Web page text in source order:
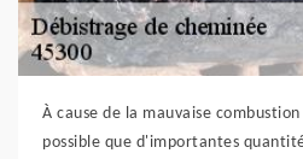
À cause de la mauvaise
possible que d'importantes